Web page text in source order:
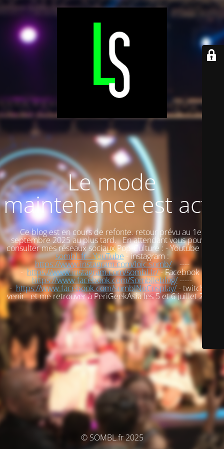
Le mode
maintenance est actif
Ce blog est en cours de refonte. retour prévu au 1er
septembre 2025 au plus tard. En attendant vous pouvez
consulter mes réseaux sociaux Pop-Culture : - Youtube :
sombl_fr - YouTube - instagram :
https://www.instagram.com/loic.somb/----
-https://www.instagram.com/sombl.fr/- Facebook :
https://www.facebook.com/Somblleblog/-----
-https://www.facebook.com/somblNoCosplay/- twitch : à
venir et me retrouver à PeriGeekAsia les 5 et 6 juillet 2025
© SOMBL.fr 2025